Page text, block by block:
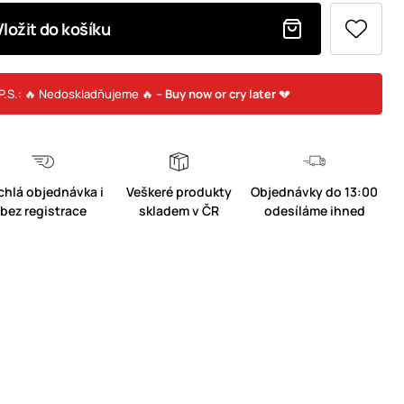
do košíku
🔥 Nedoskladňujeme 🔥 – Buy now or cry later💔
objednávka i
bez registrace
Veškeré produkty
skladem v ČR
Objednávky do 13:00
odesíláme ihned